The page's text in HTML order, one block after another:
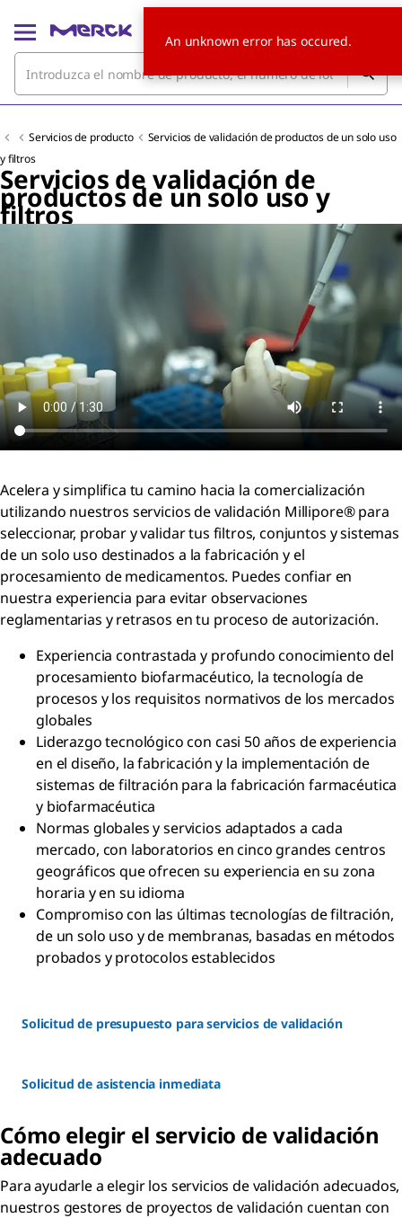
Servicios de producto
Servicios de validación de productos de un solo uso
y filtros
Servicios de validación de
productos de un solo uso y
filtros
Acelera y simplifica tu camino hacia la comercialización
utilizando nuestros servicios de validación Millipore® para
seleccionar, probar y validar tus filtros, conjuntos y sistemas
de un solo uso destinados a la fabricación y el
procesamiento de medicamentos. Puedes confiar en
nuestra experiencia para evitar observaciones
reglamentarias y retrasos en tu proceso de autorización.
Experiencia contrastada y profundo conocimiento del
procesamiento biofarmacéutico, la tecnología de
procesos y los requisitos normativos de los mercados
globales
Liderazgo tecnológico con casi 50 años de experiencia
en el diseño, la fabricación y la implementación de
sistemas de filtración para la fabricación farmacéutica
y biofarmacéutica
Normas globales y servicios adaptados a cada
mercado, con laboratorios en cinco grandes centros
geográficos que ofrecen su experiencia en su zona
horaria y en su idioma
Compromiso con las últimas tecnologías de filtración,
de un solo uso y de membranas, basadas en métodos
probados y protocolos establecidos
Solicitud de presupuesto para servicios de validación
Solicitud de asistencia inmediata
Cómo elegir el servicio de validación
adecuado
Para ayudarle a elegir los servicios de validación adecuados,
nuestros gestores de proyectos de validación cuentan con
An unknown error has occured.